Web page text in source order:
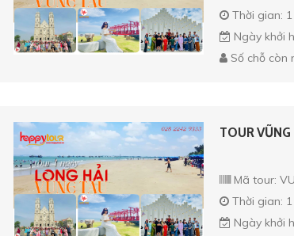
Thời gian:
Ngày khởi
Số chỗ còn
TOUR VŨNG
Mã tour:
Thời gian:
Ngày khởi